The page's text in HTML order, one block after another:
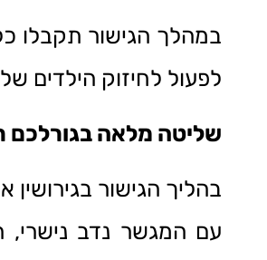
במהלך הגישור תקבלו
לפעול לחיזוק הילדים
שליטה מלאה בגורלכם
בהליך הגישור
עם המגשר נדב נישרי,